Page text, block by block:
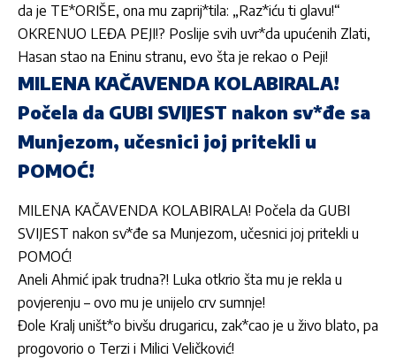
da je TE*ORIŠE, ona mu zaprij*tila: „Raz*iću ti glavu!“
OKRENUO LEĐA PEJI!? Poslije svih uvr*da upućenih Zlati,
Hasan stao na Eninu stranu, evo šta je rekao o Peji!
MILENA KAČAVENDA KOLABIRALA!
Počela da GUBI SVIJEST nakon sv*đe sa
Munjezom, učesnici joj pritekli u
POMOĆ!
MILENA KAČAVENDA KOLABIRALA! Počela da GUBI
SVIJEST nakon sv*đe sa Munjezom, učesnici joj pritekli u
POMOĆ!
Aneli Ahmić ipak trudna?! Luka otkrio šta mu je rekla u
povjerenju – ovo mu je unijelo crv sumnje!
Đole Kralj uništ*o bivšu drugaricu, zak*cao je u živo blato, pa
progovorio o Terzi i Milici Veličković!